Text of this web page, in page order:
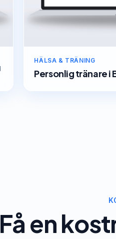
HÄLSA & TRÄNING
Personlig tränarei
Få en